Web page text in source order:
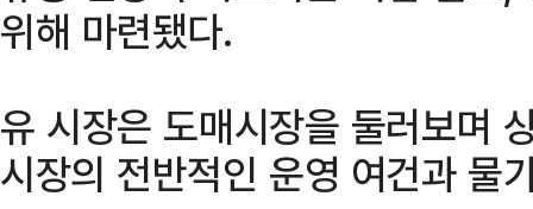
위해 마련됐다.
유 시장은 도매시장을 둘러보며
시장의 전반적인 운영 여건과 물